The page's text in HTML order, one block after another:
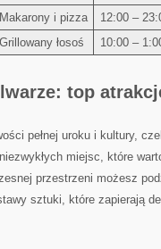
Makarony i⁣ pizza
12:00 –
Grillowany łosoś 10:00 –
top
pełnej ‌uroku i kultury,
‍miejsc, ⁤które
przestrzeni możesz
sztuki, które zapierają